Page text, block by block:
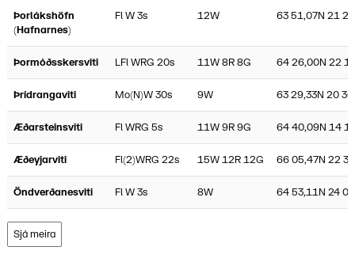
Þorlákshöfn
(Hafnarnes)
Fl W 3s 12W 63 51,07N 21
Þormóðsskersviti LFl WRG 20s 11W 8R 8G 64 26,00N 22
Þrídrangaviti Mo(N)W 30s 9W 63 29,33N 20
Æðarsteinsviti Fl WRG 5s 11W 9R 9G 64 40,09N 14
Æðeyjarviti Fl(2)WRG 22s 15W 12R 12G 66 05,47N 22
Öndverðanesviti Fl W 3s 8W 64 53,11N 24
Sjá meira